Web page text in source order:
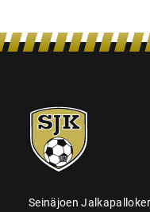
SJK-
juniorit
Seinäjoen